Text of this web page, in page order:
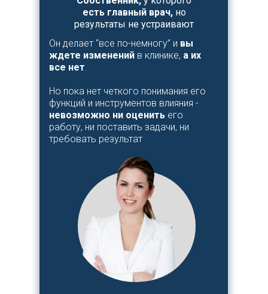
есть главный врач, но
результаты не устраивают
Он делает “все по-немногу” и вы
ждете изменений в клинике, а их
все нет.
Но пока нет четкого понимания его
функций и инструментов влияния -
невозможно ни оценить его
работу, ни поставить задачи, ни
требовать результат